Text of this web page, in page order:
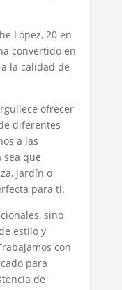
López, 20 en
convertido en
la calidad de
ofrecer
diferentes
a las
sea que
jardín o
para ti.
sino
estilo y
con
para
de